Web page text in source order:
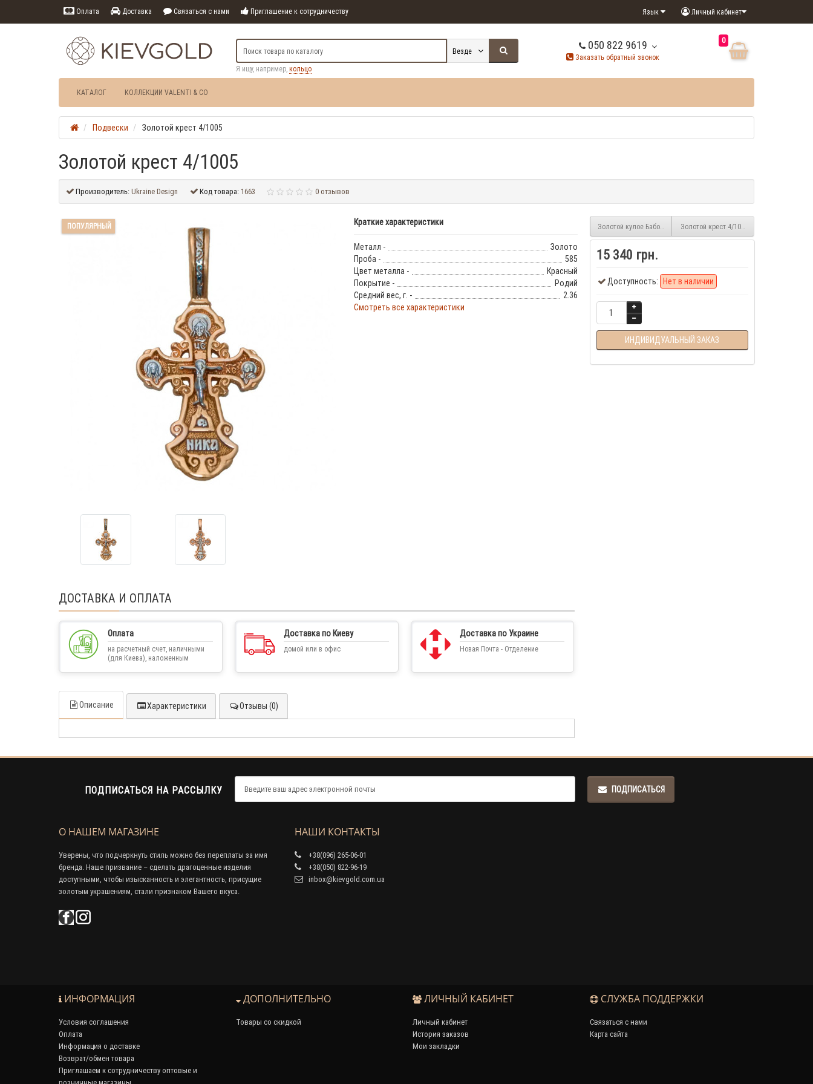
Оплата Доставка Связаться с нами Приглашение к сотрудничеству Личный кабинет
Язык
050 822 9619
Заказать обратный звонок
0
Везде
Я ищу, например, кольцо
КАТАЛОГ КОЛЛЕКЦИИ VALENTI & CO
Подвески Золотой крест 4/1005
Золотой крест 4/1005
Производитель:Ukraine Design Код товара: 1663 0 отзывов
ПОПУЛЯРНЫЙ Краткие характеристики
Металл -
Золото
Проба -
585
Цвет металла -
Красный
Покрытие -
Родий
Средний вес, г. -
2.36
Смотреть все характеристики
Золотой кулое Бабочка 3/1017Золотой крест 4/1006
15 340 грн.
Доступность: Нет в наличии
ИНДИВИДУАЛЬНЫЙ ЗАКАЗ
ДОСТАВКА И ОПЛАТА
Оплата
на расчетный счет, наличными
(для Киева), наложенным
Доставка по Киеву
домой или в офис
Доставка по Украине
Новая Почта - Отделение
Описание Характеристики Отзывы (0)
ПОДПИСАТЬСЯ НА РАССЫЛКУ ПОДПИСАТЬСЯ
О НАШЕМ МАГАЗИНЕ
Уверены, что подчеркнуть стиль можно без переплаты за имя
бренда. Наше призвание – сделать драгоценные изделия
доступными, чтобы изысканность и элегантность, присущие
золотым украшениям, стали признаком Вашего вкуса.
НАШИ КОНТАКТЫ
+38(096) 265-06-01
+38(050) 822-96-19
inbox@kievgold.com.ua
ИНФОРМАЦИЯ
Условия соглашения
Оплата
Информация о доставке
Возврат/обмен товара
Приглашаем к сотрудничеству оптовые и
ДОПОЛНИТЕЛЬНО
Товары со скидкой
ЛИЧНЫЙ КАБИНЕТ
Личный кабинет
История заказов
Мои закладки
СЛУЖБА ПОДДЕРЖКИ
Связаться с нами
Карта сайта